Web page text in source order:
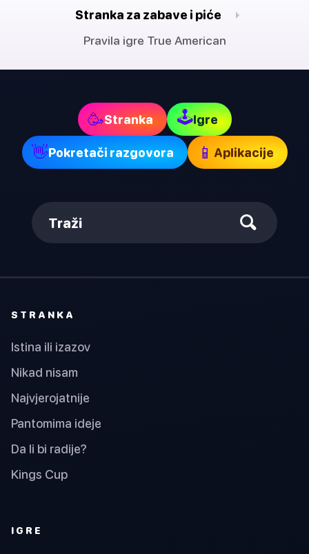
Stranka za zabave i piće
Pravila igre True American
🥳Stranka 🕹Igre
👋Pokretači razgovora 📱 Aplikacije
Traži
STRANKA
Istina ili izazov
Nikad nisam
Najvjerojatnije
Pantomima ideje
Da li bi radije?
Kings Cup
IGRE